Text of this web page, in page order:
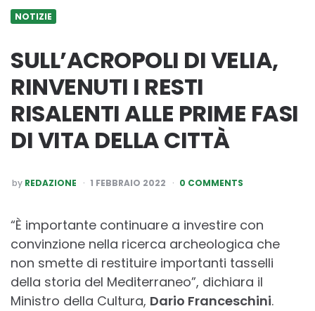
NOTIZIE
SULL’ACROPOLI DI VELIA,
RINVENUTI I RESTI
RISALENTI ALLE PRIME FASI
DI VITA DELLA CITTÀ
POSTED
BY
by REDAZIONE 1 FEBBRAIO 2022 0 COMMENTS
“È importante continuare a investire con
convinzione nella ricerca archeologica che
non smette di restituire importanti tasselli
della storia del Mediterraneo”, dichiara il
Ministro della Cultura, Dario Franceschini.